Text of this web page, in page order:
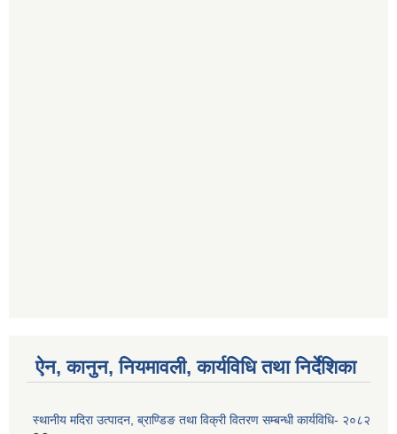
ऐन, कानुन, नियमावली, कार्यविधि तथा निर्देशिका
स्थानीय मदिरा उत्पादन, ब्राण्डिङ तथा विक्री वितरण सम्बन्धी कार्यविधि- २०८२